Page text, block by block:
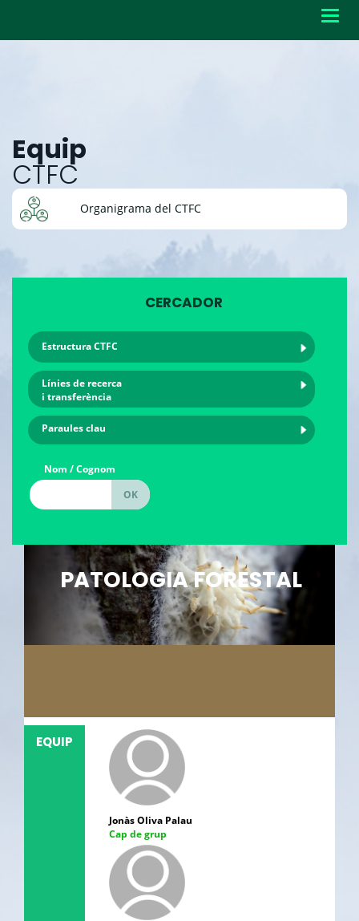
Equip
CTFC
Organigrama del CTFC
CERCADOR
Estructura CTFC
Línies de recerca
i transferència
Paraules clau
Nom / Cognom
PATOLOGIA FORESTAL
EQUIP
Jonàs Oliva Palau
Cap de grup